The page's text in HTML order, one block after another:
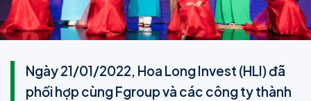
Ngày 21/01/2022, Hoa Long Invest (HLI) đã
phối hợp cùng Fgroup và các công ty thành